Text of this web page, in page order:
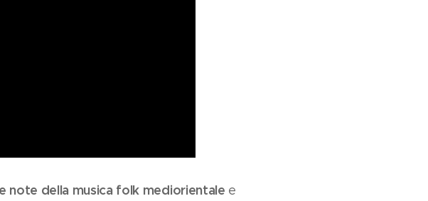
note della musica folk mediorientale e